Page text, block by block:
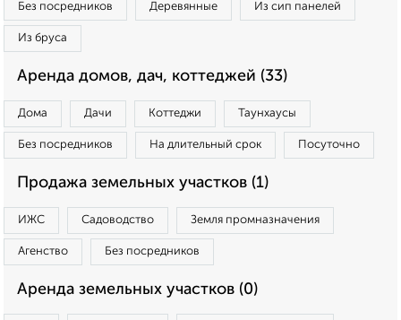
Без посредников Деревянные Из сип панелей
Из бруса
Аренда домов, дач, коттеджей (33)
Дома Дачи Коттеджи Таунхаусы
Без посредников На длительный срок Посуточно
Продажа земельных участков (1)
ИЖС Садоводство Земля промназначения
Агенство Без посредников
Аренда земельных участков (0)